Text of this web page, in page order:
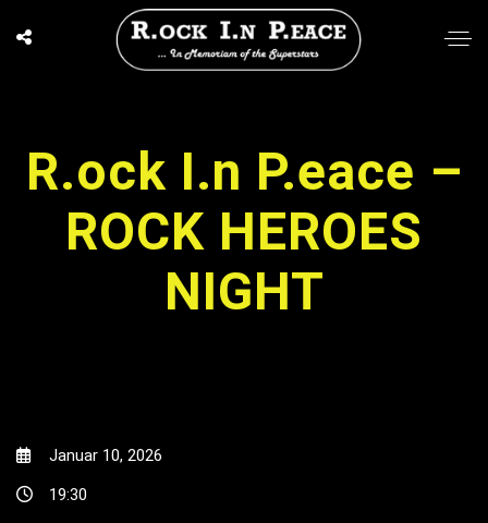
R.ock I.n P.eace –
ROCK HEROES
NIGHT
Januar 10, 2026
19:30